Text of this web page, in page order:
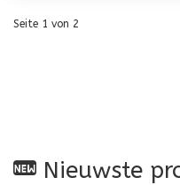
Seite 1 von 2
Nieuwste